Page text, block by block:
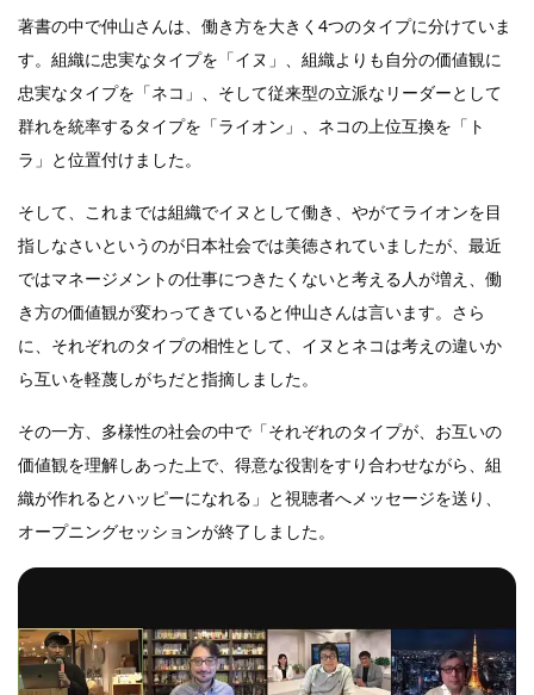
著書の中で仲山さんは、働き方を大きく4つのタイプに分けていま
す。組織に忠実なタイプを「イヌ」、組織よりも自分の価値観に
忠実なタイプを「ネコ」、そして従来型の立派なリーダーとして
群れを統率するタイプを「ライオン」、ネコの上位互換を「ト
ラ」と位置付けました。
そして、これまでは組織でイヌとして働き、やがてライオンを目
指しなさいというのが日本社会では美徳されていましたが、最近
ではマネージメントの仕事につきたくないと考える人が増え、働
き方の価値観が変わってきていると仲山さんは言います。さら
に、それぞれのタイプの相性として、イヌとネコは考えの違いか
ら互いを軽蔑しがちだと指摘しました。
その一方、多様性の社会の中で「それぞれのタイプが、お互いの
価値観を理解しあった上で、得意な役割をすり合わせながら、組
織が作れるとハッピーになれる」と視聴者へメッセージを送り、
オープニングセッションが終了しました。